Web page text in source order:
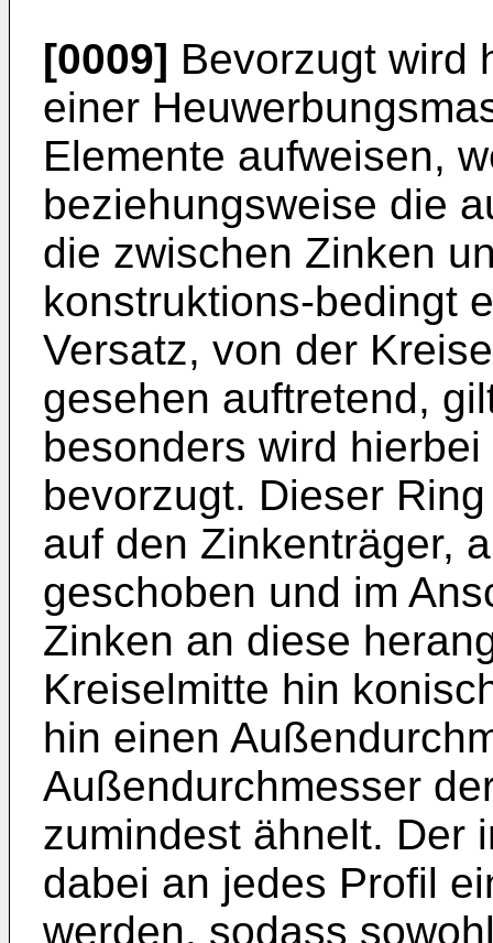
[0009] Bevorzugt wird
einer
Elemente aufweisen,
beziehungsweise die
die zwischen Zinken
konstruktions-bedingt
Versatz, von der
gesehen auftretend,
besonders wird
bevorzugt. Dieser
auf den Zinkenträger,
geschoben und im
Zinken an diese
Kreiselmitte hin
hin einen
Außendurchmesser
zumindest ähnelt. Der
dabei an jedes Profil
werden, sodass